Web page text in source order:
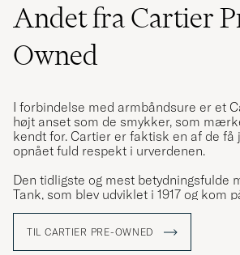
Andet fra Cartier
Owned
I forbindelse med armbåndsure er et
højt anset som de smykker, som
kendt for. Cartier er faktisk en af de få
opnået fuld respekt i urverdenen.
Den tidligste og mest betydningsfulde
Tank, som blev udviklet i 1917 og kom
en serie på 6 eksemplarer. Cartier ur
TIL CARTIER PRE-OWNED